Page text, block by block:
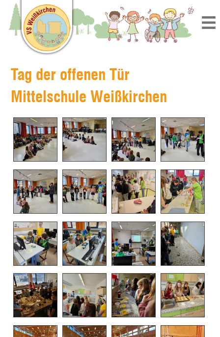
Tag der offenen Tür
Mittelschule Weißkirchen